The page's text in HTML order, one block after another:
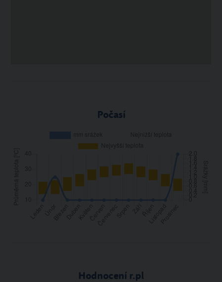
Počasí
Hodnocení r.pl